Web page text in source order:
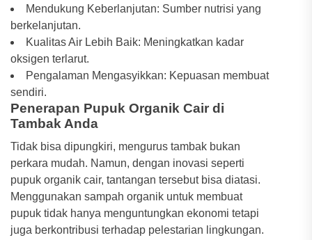
Mendukung Keberlanjutan: Sumber nutrisi yang
berkelanjutan.
Kualitas Air Lebih Baik: Meningkatkan kadar
oksigen terlarut.
Pengalaman Mengasyikkan: Kepuasan membuat
sendiri.
Penerapan Pupuk Organik Cair di
Tambak Anda
Tidak bisa dipungkiri, mengurus tambak bukan
perkara mudah. Namun, dengan inovasi seperti
pupuk organik cair, tantangan tersebut bisa diatasi.
Menggunakan sampah organik untuk membuat
pupuk tidak hanya menguntungkan ekonomi tetapi
juga berkontribusi terhadap pelestarian lingkungan.